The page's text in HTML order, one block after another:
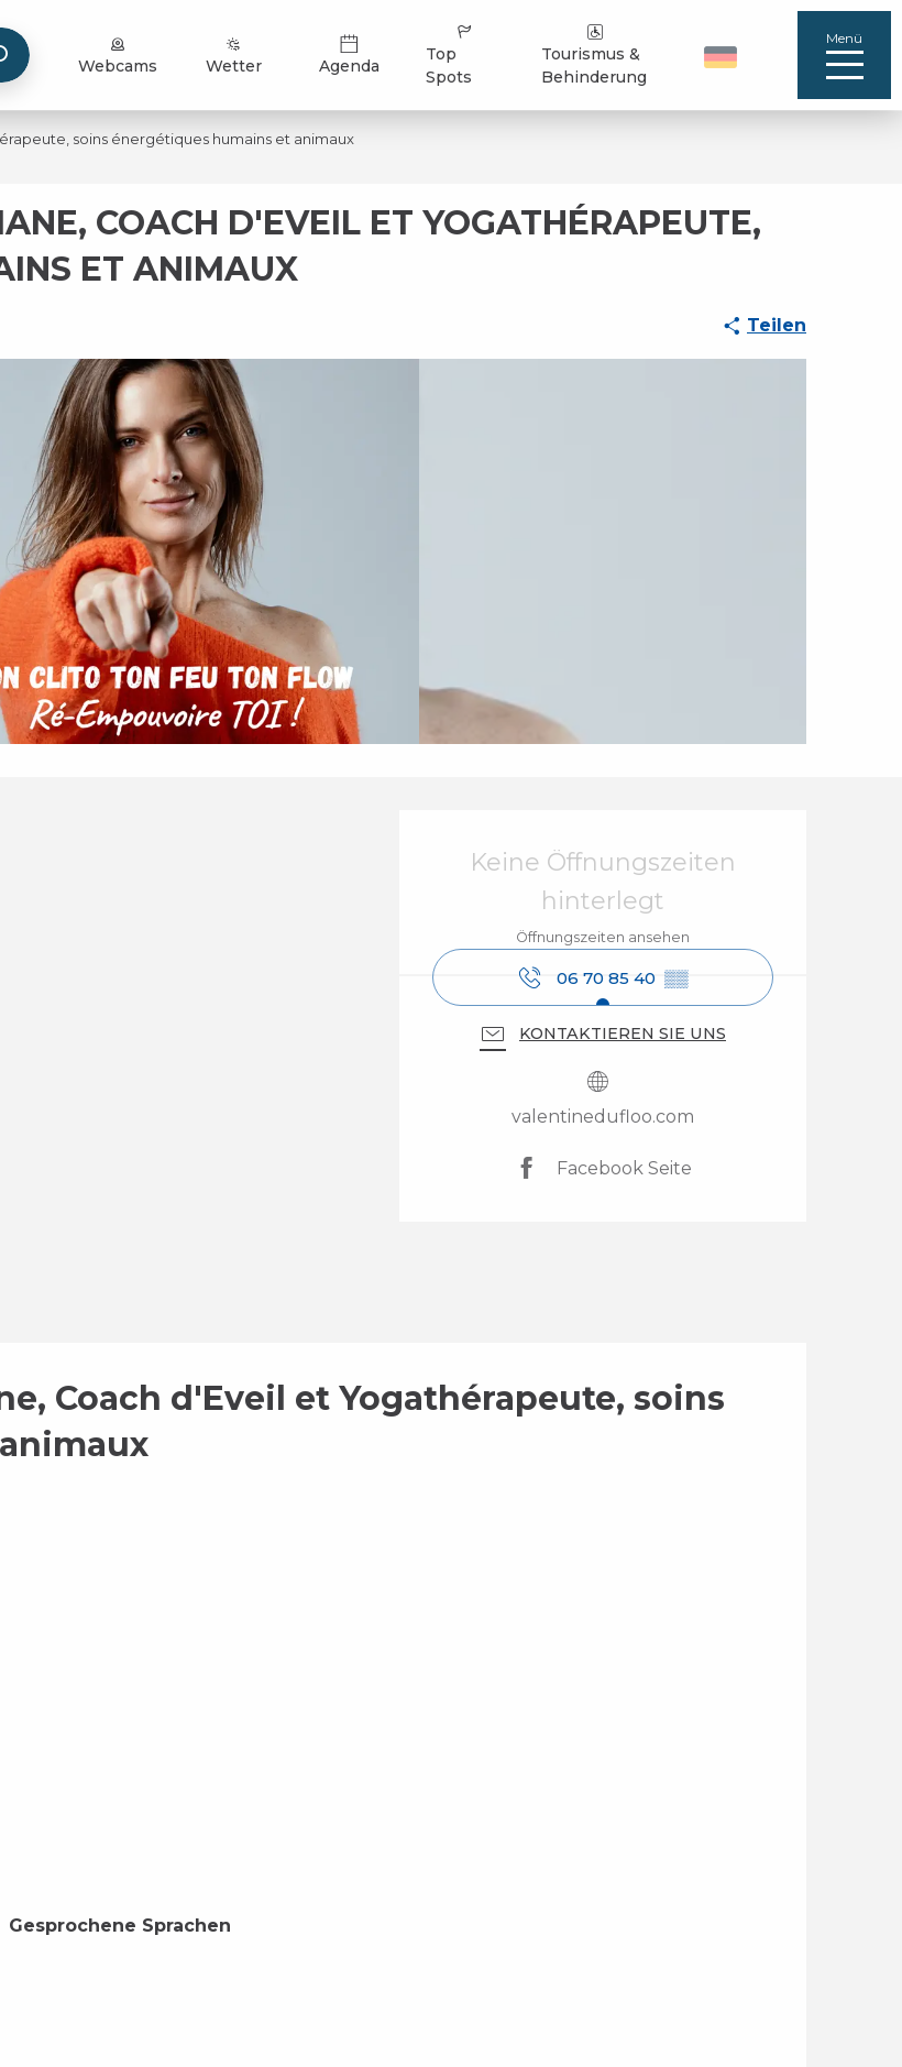
Webcams Wetter Agenda
Top
Spots
Tourismus &
Behinderung
Menü
soins énergétiques humains et animaux
COACH D'EVEIL ET YOGATHÉRAPEUTE,
ET ANIMAUX
Teilen
Öffnungszeiten &
Keine Öffnungszeiten
hinterlegt
Öffnungszeiten ansehen
06 70 85 40 ▒▒
KONTAKTIEREN SIE UNS
valentinedufloo.com
Facebook Seite
Coach d'Eveil et Yogathérapeute, soins
Gesprochene Sprachen
Gesprochene Sprachen